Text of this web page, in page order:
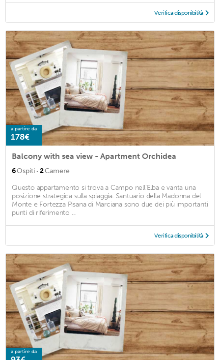
Verifica disponibilità
a partire da
178€
Balcony with sea view - Apartment Orchidea
6Ospiti · 2Camere
Questo appartamento si trova a Campo nell'Elba e vanta una
posizione strategica sulla spiaggia. Santuario della Madonna del
Monte e Fortezza Pisana di Marciana sono due dei più importanti
punti di riferimento ...
Verifica disponibilità
a partire da